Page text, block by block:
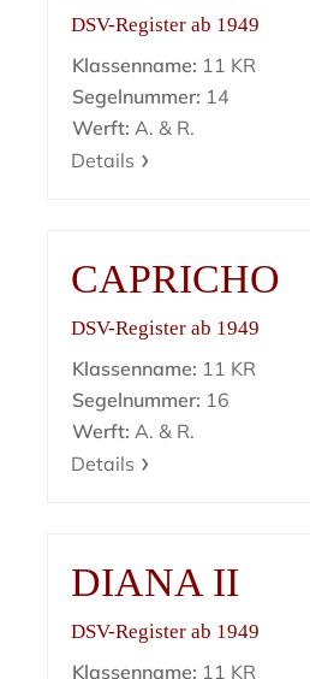
DSV-Register ab 1949
Klassenname: 11 KR
Segelnummer: 14
Werft: A. & R.
Details
CAPRICHO
DSV-Register ab 1949
Klassenname: 11 KR
Segelnummer: 16
Werft: A. & R.
Details
DIANA II
DSV-Register ab 1949
Klassenname: 11 KR